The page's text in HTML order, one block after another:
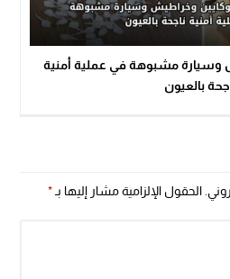
مشبوهة في عملية أمنية
بالعيون
الحقول الإلزامية مشار إليها بـ*